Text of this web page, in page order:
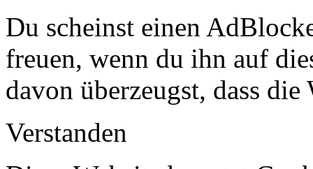
Du scheinst einen
freuen, wenn du ihn auf
davon überzeugst, dass
Verstanden